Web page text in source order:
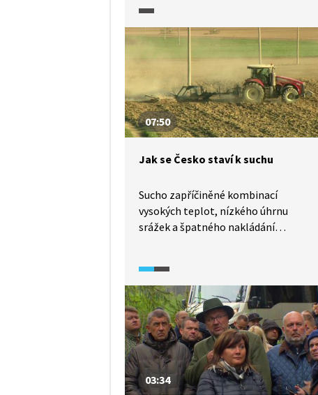
průmysl dominantním odvětvím.
Přestože se investice
do budoucnosti vyplatí,
nezbytnost těchto opatření je
často zpochybňována
nejdůležitějšími aktéry této
změny, politiky a následně
i širokou českou veřejností.
07:50
Jak se Česko staví k suchu
Sucho zapříčiněné kombinací
vysokých teplot, nízkého úhrnu
srážek a špatného nakládání
let upozorňovali. I přes
dlouhodobá varování se státní
správa problémem nezabývá
systémově a realizovaná opatření
jsou pouhými kapkami v moři.
03:34